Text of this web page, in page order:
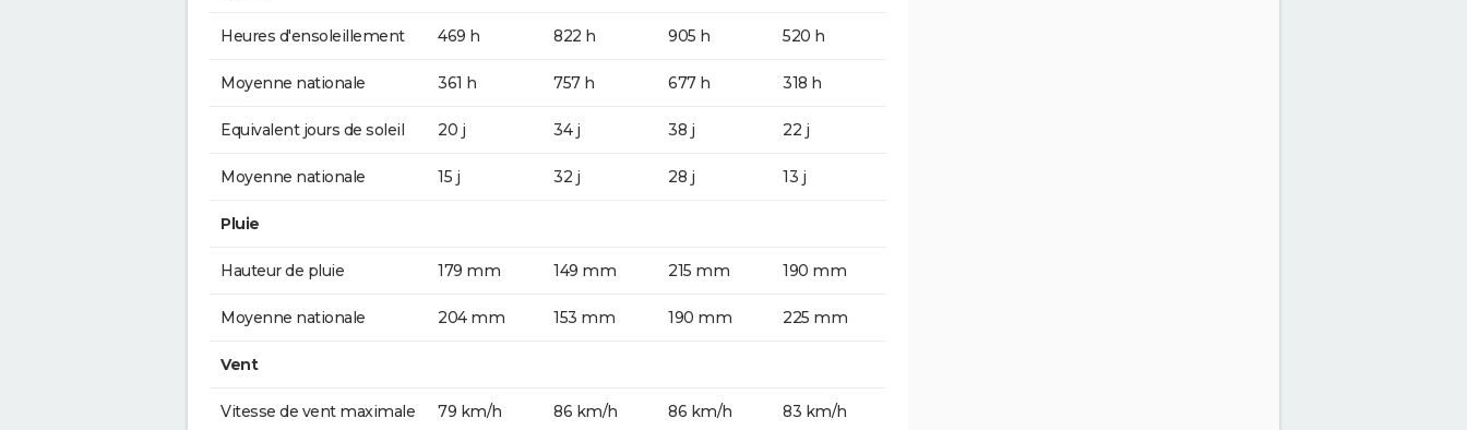
Heures d'ensoleillement 469 h 822 h 905 h 520 h
Moyenne nationale 361 h 757 h 677 h 318 h
Equivalent jours de soleil 20 j 34 j 38 j 22 j
Moyenne nationale 15 j 32 j 28 j 13 j
Pluie
Hauteur de pluie 179 mm 149 mm 215 mm 190 mm
Moyenne nationale 204 mm 153 mm 190 mm 225 mm
Vent
Vitesse de vent maximale 79 km/h 86 km/h 86 km/h 83 km/h